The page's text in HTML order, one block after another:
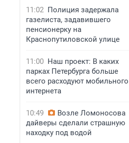
11:02 Полиция задержала
газелиста, задавившего
пенсионерку на
Краснопутиловской улице
11:00 Наш проект: В каких
парках Петербурга больше
всего расходуют мобильного
интернета
10:49
Возле Ломоносова
дайверы сделали страшную
находку под водой